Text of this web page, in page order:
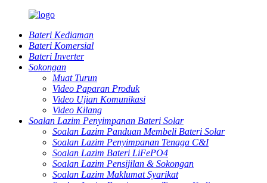
Bateri Kediaman
Bateri Komersial
Bateri Inverter
Sokongan
Muat Turun
Video Paparan Produk
Video Ujian Komunikasi
Video Kilang
Soalan Lazim Penyimpanan Bateri Solar
Soalan Lazim Panduan Membeli Bateri Solar
Soalan Lazim Penyimpanan Tenaga C&I
Soalan Lazim Bateri LiFePO4
Soalan Lazim Pensijilan & Sokongan
Soalan Lazim Maklumat Syarikat